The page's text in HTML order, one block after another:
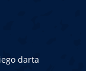
darta